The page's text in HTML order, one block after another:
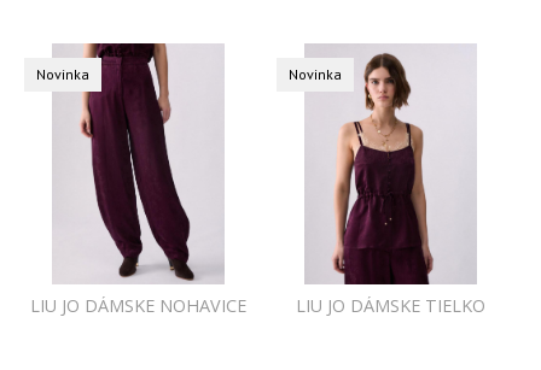
Novinka
LIU JO DÁMSKE NOHAVICE
Novinka
LIU JO DÁMSKE TIELKO